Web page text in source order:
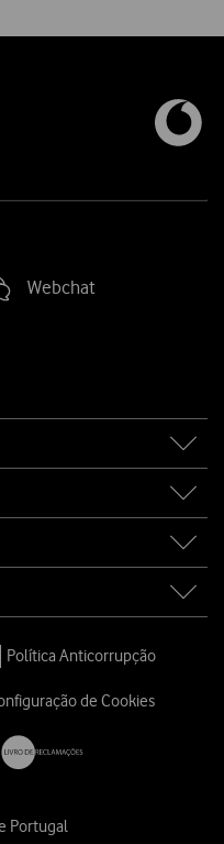
Webchat
Política Anticorrupção
de Cookies
Portugal